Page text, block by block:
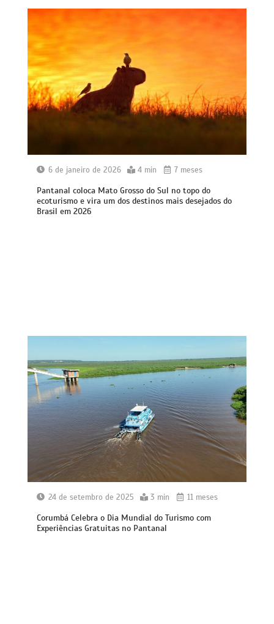
6 de janeiro de 2026 4 min 7 meses
Pantanal coloca Mato Grosso do Sul no topo do
ecoturismo e vira um dos destinos mais desejados do
Brasil em 2026
24 de setembro de 2025 3 min 11 meses
Corumbá Celebra o Dia Mundial do Turismo com
Experiências Gratuitas no Pantanal